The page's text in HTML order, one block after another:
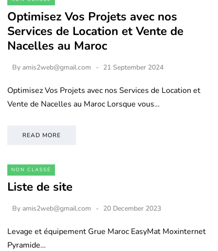
Optimisez Vos Projets avec nos
Services de Location et Vente de
Nacelles au Maroc
By amis2web@gmail.com 21 September 2024
Optimisez Vos Projets avec nos Services de Location et
Vente de Nacelles au Maroc Lorsque vous…
READ MORE
NON CLASSÉ
Liste de site
By amis2web@gmail.com 20 December 2023
Levage et équipement Grue Maroc EasyMat Moxinternet
Pyramide…